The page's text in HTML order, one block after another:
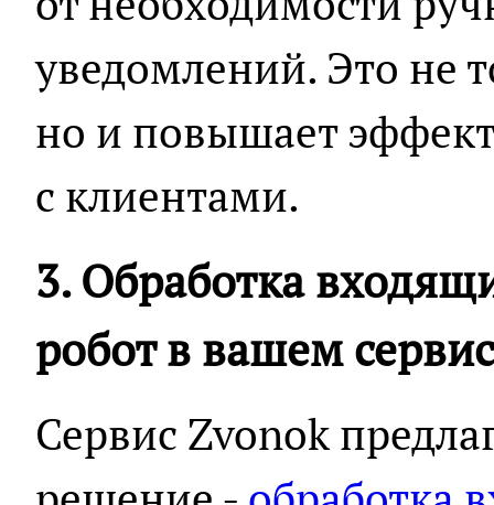
уведомлений. Это не
но и повышает
с клиентами.
3. Обработка
робот в вашем
Сервис Zvonok